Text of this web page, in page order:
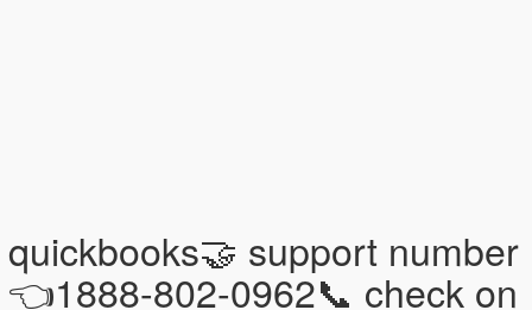
quickbooks🤝 support number
👈1888-802-0962📞 check on